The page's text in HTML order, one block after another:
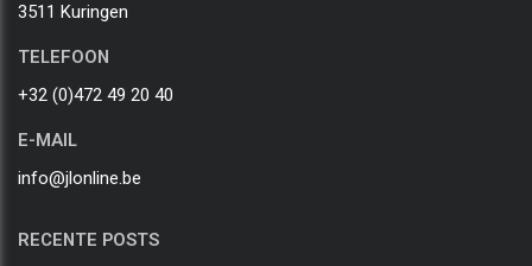
3511 Kuringen
TELEFOON
+32 (0)472 49 20 40
E-MAIL
info@jlonline.be
RECENTE POSTS